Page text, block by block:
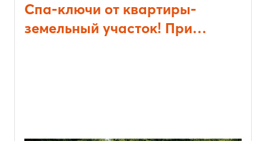
Спа-ключи от квартиры-
земельный участок! При